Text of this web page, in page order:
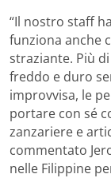
“Il nostro staff
funziona anche
straziante. Più
freddo e duro
improvvisa, le
portare con sé
zanzariere e
commentato
nelle Filippine